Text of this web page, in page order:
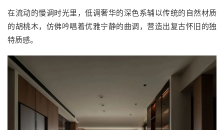
在流动的慢调时光里，低调奢华的深色系辅以传统的自然材质
的胡桃木，仿佛吟唱着优雅宁静的曲调，营造出复古怀旧的独
特质感。